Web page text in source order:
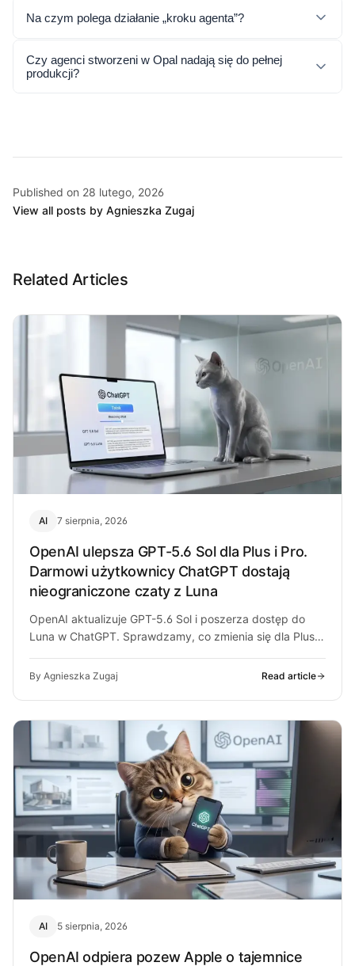
Na czym polega działanie „kroku agenta”?
Czy agenci stworzeni w Opal nadają się do pełnej
produkcji?
Published on 28 lutego, 2026
View all posts by Agnieszka Zugaj
Related Articles
AI 7 sierpnia, 2026
OpenAI ulepsza GPT-5.6 Sol dla Plus i Pro.
Darmowi użytkownicy ChatGPT dostają
nieograniczone czaty z Luna
OpenAI aktualizuje GPT-5.6 Sol i poszerza dostęp do
Luna w ChatGPT. Sprawdzamy, co zmienia się dla Plus,
By Agnieszka Zugaj Read article
AI 5 sierpnia, 2026
OpenAI odpiera pozew Apple o tajemnice